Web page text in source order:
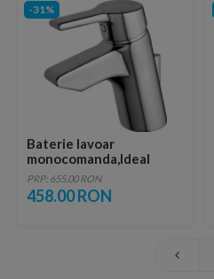
-31%
Baterie lavoar
monocomanda,Ideal
Standard Active
PRP: 655.00 RON
458.00 RON